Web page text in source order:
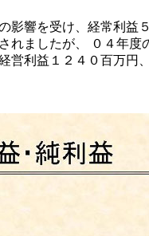
影響を受け、経常利益
れましたが、 ０４年度
営利益１２４０百万円